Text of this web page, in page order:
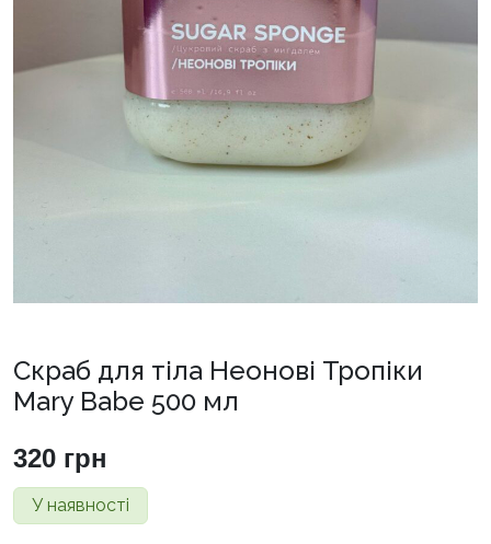
Скраб для тіла Неонові Тропіки
Mary Babe 500 мл
320 грн
У наявності